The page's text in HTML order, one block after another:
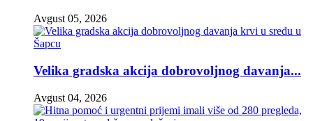
Avgust 05, 2026
Velika gradska akcija dobrovoljnog davanja...
Avgust 04, 2026